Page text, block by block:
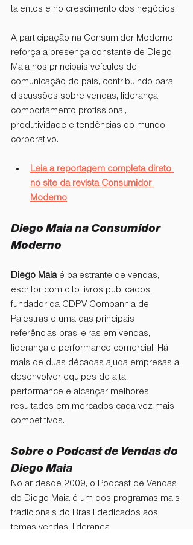
talentos e no crescimento dos negócios.
A participação na Consumidor Moderno
reforça a presença constante de Diego
Maia nos principais veículos de
comunicação do país, contribuindo para
discussões sobre vendas, liderança,
comportamento profissional,
produtividade e tendências do mundo
corporativo.
Leia a reportagem completa direto
no site da revista Consumidor
Moderno
Diego Maia na Consumidor
Moderno
Diego Maia é palestrante de vendas,
escritor com oito livros publicados,
fundador da CDPV Companhia de
Palestras e uma das principais
referências brasileiras em vendas,
liderança e performance comercial. Há
mais de duas décadas ajuda empresas a
desenvolver equipes de alta
performance e alcançar melhores
resultados em mercados cada vez mais
competitivos.
Sobre o Podcast de Vendas do
Diego Maia
No ar desde 2009, o Podcast de Vendas
do Diego Maia é um dos programas mais
tradicionais do Brasil dedicados aos
temas vendas, liderança,